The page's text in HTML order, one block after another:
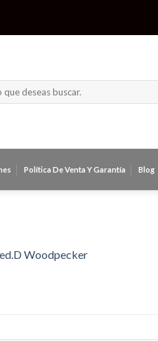
Política De Venta Y Garantía Blog
Woodpecker